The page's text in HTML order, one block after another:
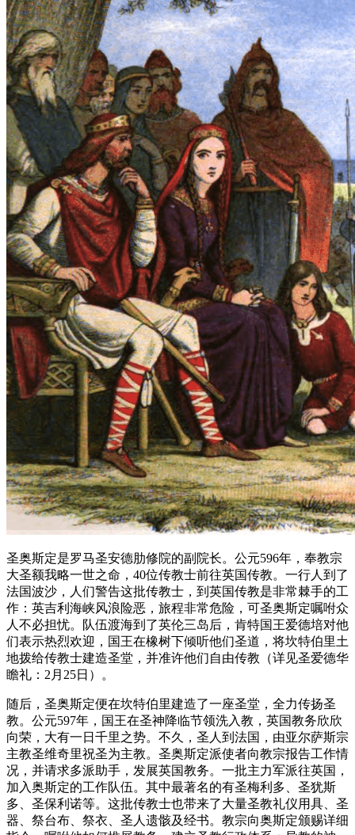
圣奥斯定是罗马圣安德肋修院的副院长。公元596年，奉教宗
大圣额我略一世之命，40位传教士前往英国传教。一行人到了
法国波沙，人们警告这批传教士，到英国传教是非常棘手的工
作：英吉利海峡风浪险恶，旅程非常危险，可圣奥斯定嘱咐众
人不必担忧。队伍渡海到了英伦三岛后，肯特国王爱德培对他
们表示热烈欢迎，国王在橡树下倾听他们圣道，将坎特伯里土
地拨给传教士建造圣堂，并准许他们自由传教（详见圣爱德华
瞻礼：2月25日）。
随后，圣奥斯定便在坎特伯里建造了一座圣堂，全力传扬圣
教。公元597年，国王在圣神降临节领洗入教，英国教务欣欣
向荣，大有一日千里之势。不久，圣人到法国，由亚尔萨斯宗
主教圣维奇里祝圣为主教。圣奥斯定派使者向教宗报告工作情
况，并请求多派助手，发展英国教务。一批主力军派往英国，
加入奥斯定的工作队伍。其中最著名的有圣梅利多、圣犹斯
多、圣保利诺等。这批传教士也带来了大量圣教礼仪用具、圣
器、祭台布、祭衣、圣人遗骸及经书。教宗向奥斯定颁赐详细